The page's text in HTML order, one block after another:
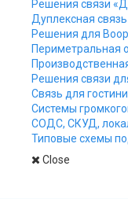
Решения связи
Дуплексная
Решения для
Периметральная
Решения связи
Связь для
Системы
СОДС, СКУД,
Типовые схемы
Close